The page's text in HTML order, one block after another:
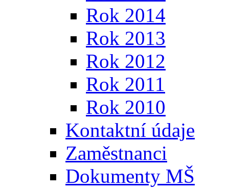
Rok 2014
Rok 2013
Rok 2012
Rok 2011
Rok 2010
Kontaktní údaje
Zaměstnanci
Dokumenty MŠ